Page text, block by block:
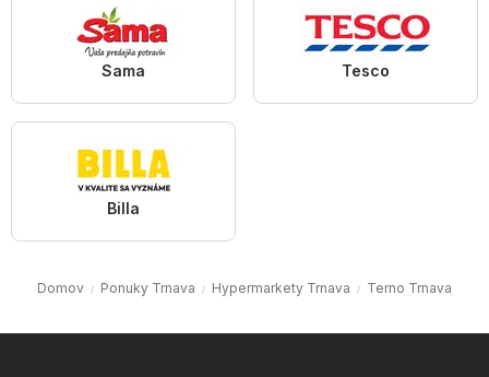
Sama Tesco
Billa
Domov Ponuky Trnava Hypermarkety Trnava Terno Trnava